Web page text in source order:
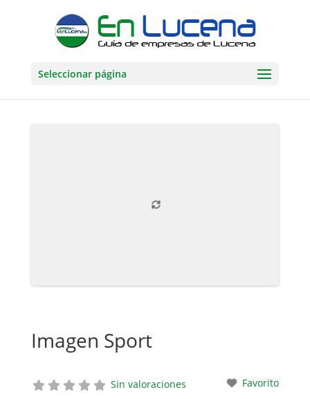
Seleccionar página
Imagen Sport
Sin valoraciones
Favorito